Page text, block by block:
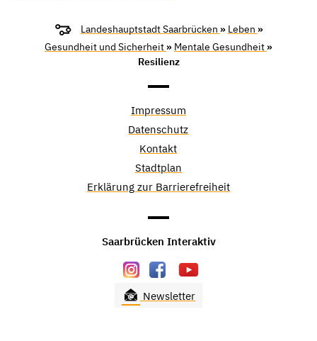
Landeshauptstadt Saarbrücken » Leben »
Gesundheit und Sicherheit » Mentale Gesundheit »
Resilienz
Impressum
Datenschutz
Kontakt
Stadtplan
Erklärung zur Barrierefreiheit
Saarbrücken Interaktiv
Newsletter